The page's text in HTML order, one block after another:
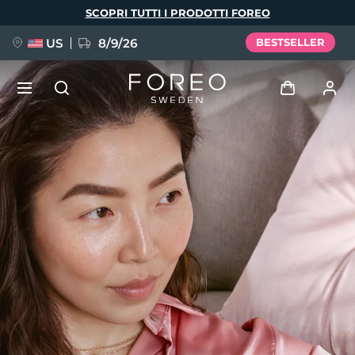
SCOPRI TUTTI I PRODOTTI FOREO
US 8/9/26 BESTSELLER
Accedi
Profilo utente
I miei dispositivi
I miei ordini
I miei indirizzi
I miei abbonamenti
NUOVO
FAQ™ Pure Beauty-Tech Elixir
BREAKING NEWS
issa™ Teeth Whitening Set
Lingua
English Deutsch
Español
Français
Italiano
Português
Polski
Svenska
Русский
Türkçe
简体中文 繁體中文